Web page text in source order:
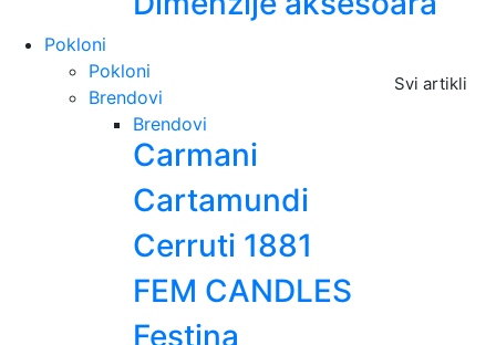
Pokloni
Svi artikli
Pokloni
Brendovi
Brendovi
Carmani
Cartamundi
Cerruti 1881
FEM CANDLES
Festina